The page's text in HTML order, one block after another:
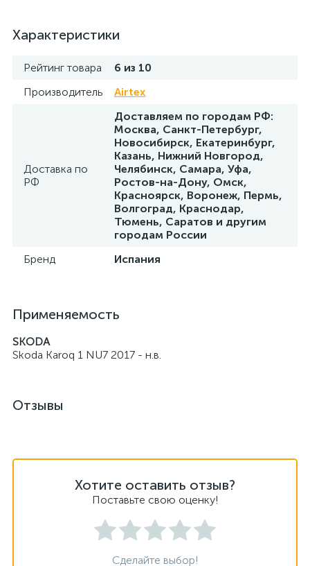
Характеристики
Рейтинг товара
6 из 10
Производитель
Airtex
Доставка по
РФ
Доставляем по городам РФ:
Москва, Санкт-Петербург,
Новосибирск, Екатеринбург,
Казань, Нижний Новгород,
Челябинск, Самара, Уфа,
Ростов-на-Дону, Омск,
Красноярск, Воронеж, Пермь,
Волгоград, Краснодар,
Тюмень, Саратов и другим
городам России
Бренд
Испания
Применяемость
SKODA
Skoda Karoq 1 NU7 2017 - н.в.
Отзывы
Хотите оставить отзыв?
Поставьте свою оценку!
Сделайте выбор!